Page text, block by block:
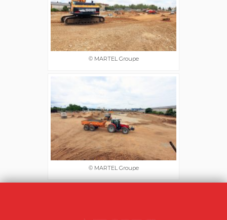
© MARTEL Groupe
© MARTEL Groupe